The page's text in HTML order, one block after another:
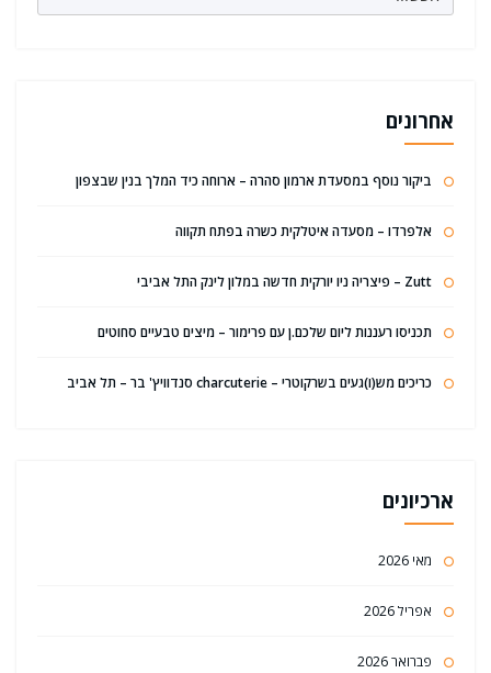
אחרונים
ביקור נוסף במסעדת ארמון סהרה – ארוחה כיד המלך בנין שבצפון
אלפרדו – מסעדה איטלקית כשרה בפתח תקווה
Zutt – פיצריה ניו יורקית חדשה במלון לינק התל אביבי
תכניסו רעננות ליום שלכם.ן עם פרימור – מיצים טבעיים סחוטים
כריכים מש(ו)געים בשרקוטרי – charcuterie סנדוויץ' בר – תל אביב
ארכיונים
מאי 2026
אפריל 2026
פברואר 2026